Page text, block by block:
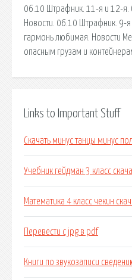
06.10 Штрафник. 11-я и 12-я.
Новости. 06.10 Штрафник. 9-
гармонь любимая. Новости
опасным грузам и
Links to Important Stuff
Скачать минус танцы минус
Учебник гейдман 3 класс
Математика 4 класс чекин
Перевести с jpg в pdf
Книги по звукозаписи